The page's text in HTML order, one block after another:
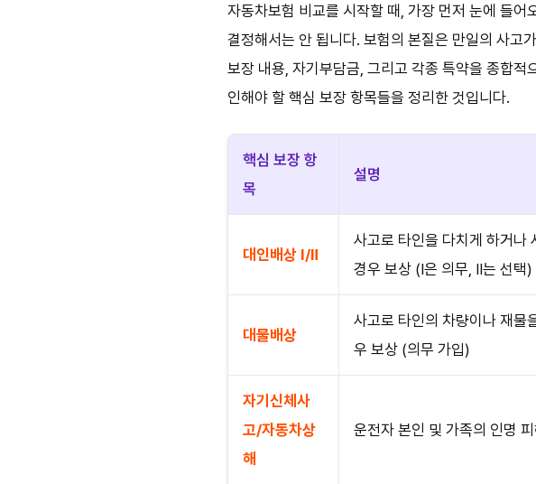
자동차보험 비교를 시작할 때, 가장 먼저 눈에 들
결정해서는 안 됩니다. 보험의 본질은 만일의 사고
보장 내용, 자기부담금, 그리고 각종 특약을 종합
인해야 할 핵심 보장 항목들을 정리한 것입니다.
핵심 보장 항
목
설명
대인배상 Ⅰ/Ⅱ
사고로 타인을 다치게 하거나
경우 보상 (Ⅰ은 의무, Ⅱ는 선택)
대물배상
사고로 타인의 차량이나 재물
우 보상 (의무 가입)
자기신체사
고/자동차상
해
운전자 본인 및 가족의 인명